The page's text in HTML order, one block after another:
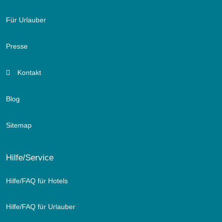
Für Urlauber
Presse
Kontakt
Blog
Sitemap
Hilfe/Service
Hilfe/FAQ für Hotels
Hilfe/FAQ für Urlauber